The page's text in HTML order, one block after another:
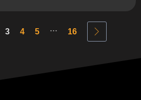
3 4 5 ... 16